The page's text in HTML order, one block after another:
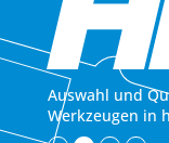
Auswahl und
Werkzeugen in